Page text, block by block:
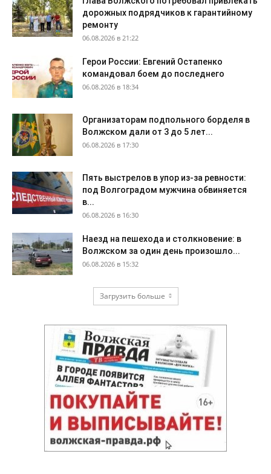
дорожных подрядчиков к гарантийному
ремонту
06.08.2026 в 21:22
Герои России: Евгений Остапенко
командовал боем до последнего
06.08.2026 в 18:34
Организаторам подпольного борделя в
Волжском дали от 3 до 5 лет...
06.08.2026 в 17:30
Пять выстрелов в упор из-за ревности:
под Волгоградом мужчина обвиняется
в...
06.08.2026 в 16:30
Наезд на пешехода и столкновение: в
Волжском за один день произошло...
06.08.2026 в 15:32
Загрузить больше